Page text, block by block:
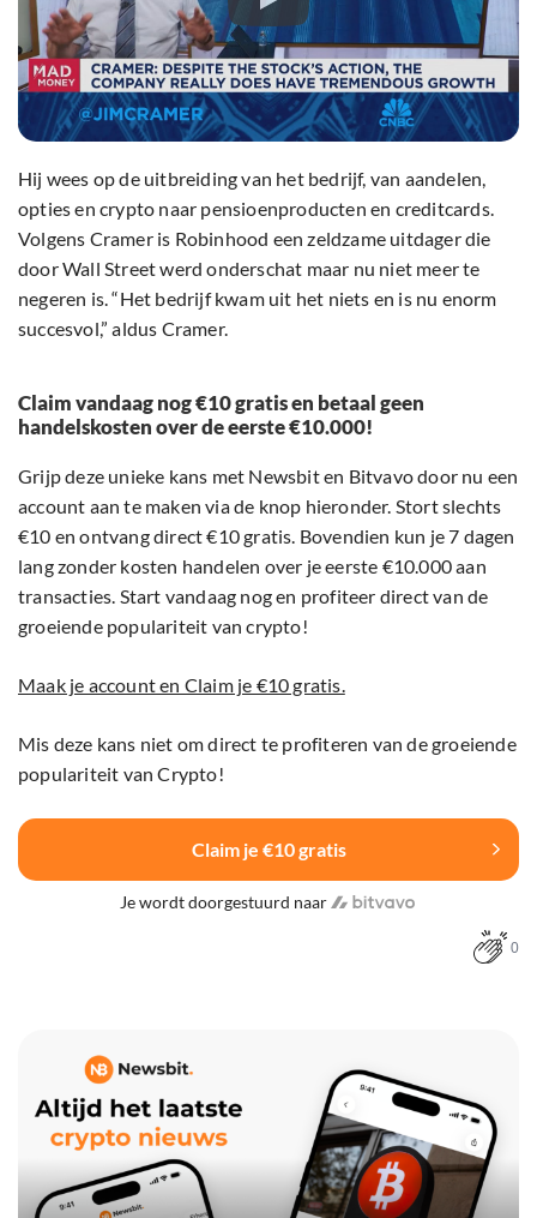
Hij wees op de uitbreiding van het bedrijf, van aandelen,
opties en crypto naar pensioenproducten en creditcards.
Volgens Cramer is Robinhood een zeldzame uitdager die
door Wall Street werd onderschat maar nu niet meer te
negeren is. “Het bedrijf kwam uit het niets en is nu enorm
succesvol,” aldus Cramer.
Claim vandaag nog €10 gratis en betaal geen
handelskosten over de eerste €10.000!
Grijp deze unieke kans met Newsbit en Bitvavo door nu een
account aan te maken via de knop hieronder. Stort slechts
€10 en ontvang direct €10 gratis. Bovendien kun je 7 dagen
lang zonder kosten handelen over je eerste €10.000 aan
transacties. Start vandaag nog en profiteer direct van de
groeiende populariteit van crypto!
Maak je account en Claim je €10 gratis.
Mis deze kans niet om direct te profiteren van de groeiende
populariteit van Crypto!
Claim je €10 gratis
Je wordt doorgestuurd naar
0